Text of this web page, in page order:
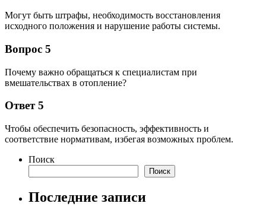
Могут быть штрафы, необходимость восстановления
исходного положения и нарушение работы системы.
Вопрос 5
Почему важно обращаться к специалистам при
вмешательствах в отопление?
Ответ 5
Чтобы обеспечить безопасность, эффективность и
соответствие нормативам, избегая возможных проблем.
Поиск
Поиск
Последние записи